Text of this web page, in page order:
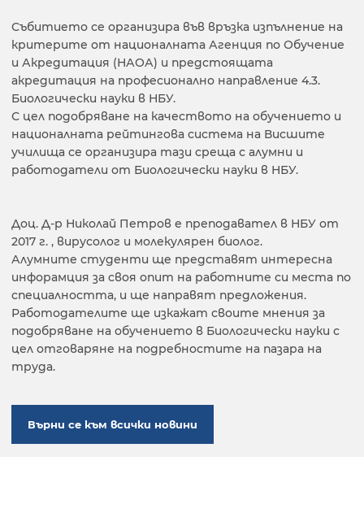
Събитието се организира във връзка изпълнение на
критерите от националната Агенция по Обучение
и Акредитация (НАОА) и предстоящата
акредитация на професионално направление 4.3.
Биологически науки в НБУ.
С цел подобряване на качеството на обучението и
националната рейтингова система на Висшите
училища се организира тази среща с алумни и
работодатели от Биологически науки в НБУ.
Доц. Д-р Николай Петров е преподавател в НБУ от
2017 г. , вирусолог и молекулярен биолог.
Алумните студенти ще представят интересна
инфорамция за своя опит на работните си места по
специалността, и ще направят предложения.
Работодателите ще изкажат своите мнения за
подобряване на обучението в Биологически науки с
цел отговаряне на подребностите на пазара на
труда.
Върни се към всички новини